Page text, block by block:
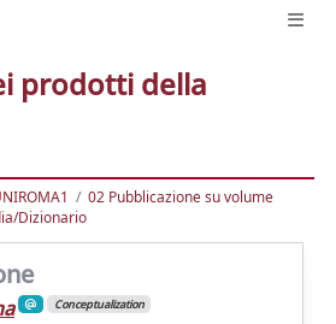
prodotti della
02 Pubblicazione su volume
Dizionario
Conceptualization